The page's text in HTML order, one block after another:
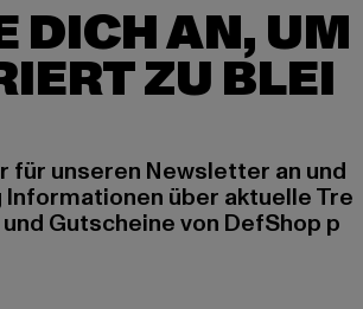
DICH AN, UM
ZU BLEI
für unseren Newsletter an und
über aktuelle Tre
Gutscheine von DefShop p